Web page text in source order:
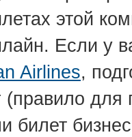
этой
Если у
Airlines,
для
билет